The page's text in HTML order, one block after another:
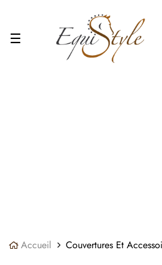
Basculer
☰
Accueil Couvertures Et